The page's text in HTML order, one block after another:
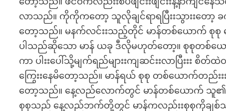
လာသည်။ ကိုကိုကတော့ သူလိုချင်ရာရပြီးးသွားးတော့
တော့သည်။ မနက်လင်းးသည့်တိုင် မာန်တစ်ယောက် စုစု
ပါသည်ဆိုသော မာန် ယခု ဒီလိုမဟုတ်တော့။ စုစုတစ်ယောက် အ
ကာ ပါးးပေါ်သို့မျက်ရည်များးကျဆင်းးလာပြီးးး
ကြွေးးနေမိတော့သည်။ မာန်ရယ် စုစု တစ်ယောက်တည်းး
တော့သည်။ နေ့လည်လောက်တွင် မာန်တစ်ယောက် သူ၏ ကား
စုစုသည် နေ့လည်ဘက်တို့တွင် မာန်ကလည်းးစုစုကိုချစ်သ